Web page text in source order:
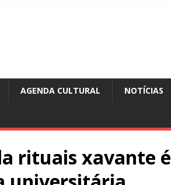
AGENDA CULTURAL NOTÍCIAS
rituais xavante é